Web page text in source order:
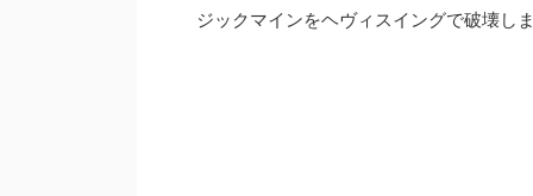
ジックマインをヘヴィスイングで破壊し